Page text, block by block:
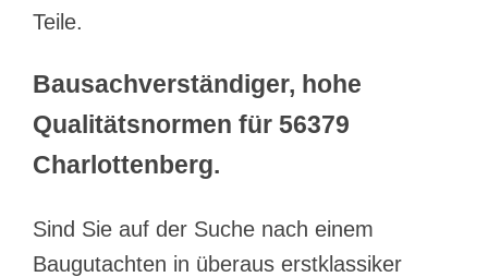
Teile.
Bausachverständiger, hohe
Qualitätsnormen für 56379
Charlottenberg.
Sind Sie auf der Suche nach einem
Baugutachten in überaus erstklassiker